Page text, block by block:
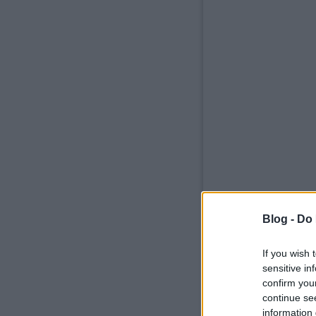
Blog -
If you wish
sensitive
confirm
continue
information